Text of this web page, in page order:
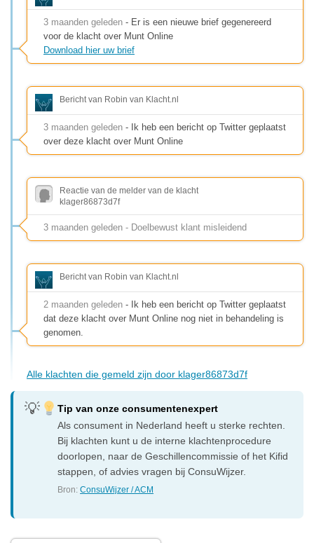
3 maanden geleden - Er is een nieuwe brief gegenereerd
voor de klacht over Munt Online
Download hier uw brief
Bericht van Robin van Klacht.nl
3 maanden geleden - Ik heb een bericht op Twitter geplaatst
over deze klacht over Munt Online
Reactie van de melder van de klacht
klager86873d7f
3 maanden geleden - Doelbewust klant misleidend
Bericht van Robin van Klacht.nl
2 maanden geleden - Ik heb een bericht op Twitter geplaatst
dat deze klacht over Munt Online nog niet in behandeling is
genomen.
Alle klachten die gemeld zijn door klager86873d7f
Tip van onze consumentenexpert
Als consument in Nederland heeft u sterke rechten.
Bij klachten kunt u de interne klachtenprocedure
doorlopen, naar de Geschillencommissie of het Kifid
stappen, of advies vragen bij ConsuWijzer.
Bron:ConsuWijzer / ACM